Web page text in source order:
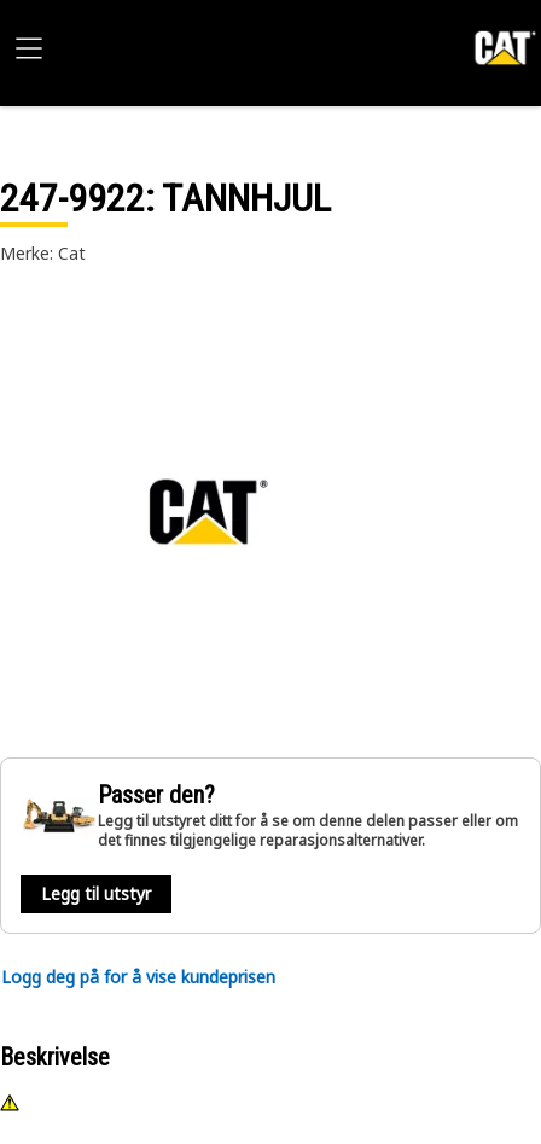
247-9922: TANNHJUL
Merke: Cat
Passer den?
Legg til utstyret ditt for å se om denne delen passer eller om
det finnes tilgjengelige reparasjonsalternativer.
Legg til utstyr
Logg deg på for å vise kundeprisen
Beskrivelse